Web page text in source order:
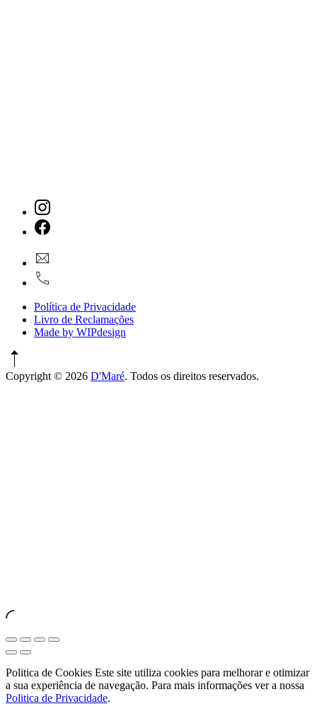
New
Window
Window
Política de Privacidade
Livro de Reclamações
Made by WIPdesign
Copyright © 2026 D'Maré. Todos os direitos reservados.
Close
(Esc)
ShareToggleZoom
Previous
Next
Politica de Cookies Este site utiliza cookies para melhorar e otimizar
a sua experiência de navegação. Para mais informações ver a nossa
Politica de Privacidade.